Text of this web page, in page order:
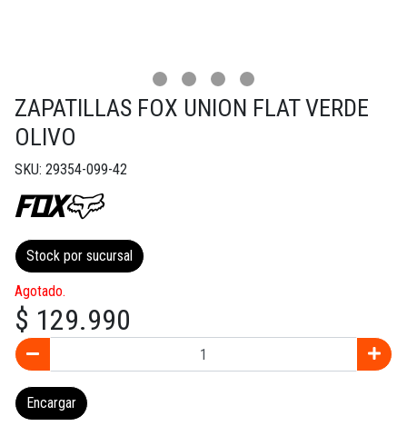
ZAPATILLAS FOX UNION FLAT VERDE
OLIVO
SKU: 29354-099-42
Stock por sucursal
Agotado.
$ 129.990
Encargar